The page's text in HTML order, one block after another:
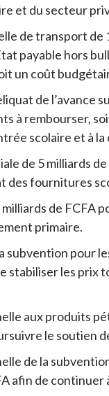
et du secteur
de transport
payable hors
un coût
de l’avance
à rembourser,
scolaire et à la
de 5 milliards
des fournitures
de FCFA
primaire.
subvention pour
stabiliser les prix
aux produits
le soutien
de la
afin de continuer